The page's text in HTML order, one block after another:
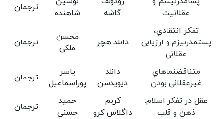
عقلانیت
گاشه
شاهنده
ترجمان
تفکر انتقادي،
پستمدرنیزم و ارزیابی
عقلانی
دانلد هچر
محسن
ملکی
ترجمان
متناقضنماهاي
غیرعقلانی بودن
دانلد
دیویدسن
یاسر
پوراسماعیل
ترجمان
عقل در تفکر اسلام:
ذهن و قلب
کریم
داگلاس کرو
حمید
حسنی
ترجمان